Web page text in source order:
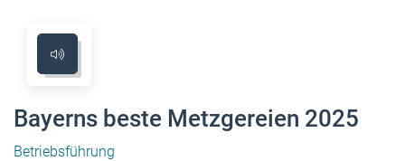
Bayerns beste Metzgereien 2025
Betriebsführung